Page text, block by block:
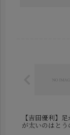
【吉田優利】
が太いのはと